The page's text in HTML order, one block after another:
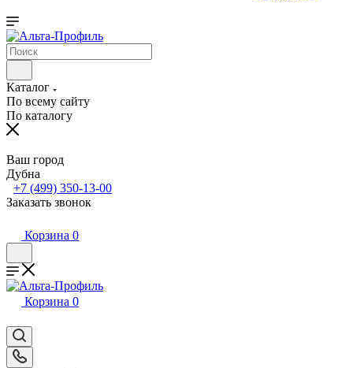
Каталог
По всему сайту
По каталогу
Ваш город
Дубна
+7 (499) 350-13-00
Заказать звонок
Корзина 0
Корзина 0